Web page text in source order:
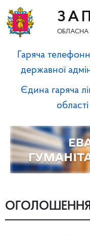
ОБЛАСНА
Гаряча
державної
Єдина гаряча
області